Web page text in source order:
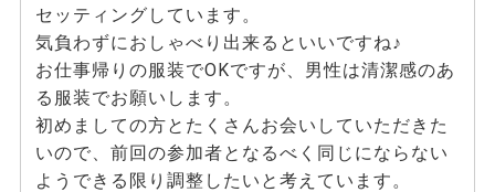
セッティングしています。
気負わずにおしゃべり出来るといいですね♪
お仕事帰りの服装でOKですが、男性は清潔感のあ
る服装でお願いします。
初めましての方とたくさんお会いしていただきた
いので、前回の参加者となるべく同じにならない
ようできる限り調整したいと考えています。